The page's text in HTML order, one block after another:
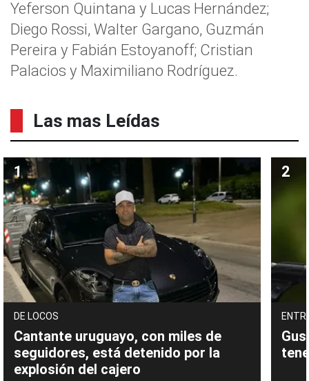
Yeferson Quintana y Lucas Hernández;
Diego Rossi, Walter Gargano, Guzmán
Pereira y Fabián Estoyanoff; Cristian
Palacios y Maximiliano Rodríguez.
Las mas Leídas
DE LOCOS
Cantante uruguayo, con miles de
seguidores, está detenido por la
explosión del cajero